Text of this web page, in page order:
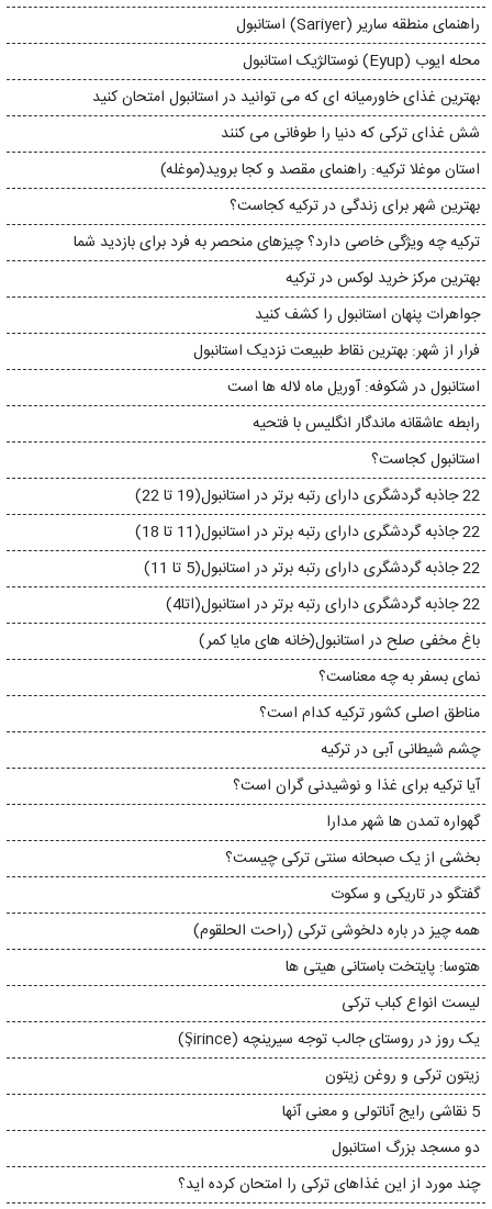
راهنمای منطقه ساریر (Sariyer) استانبول
محله ایوب (Eyup) نوستالژیک استانبول
بهترین غذای خاورمیانه ای که می توانید در استانبول امتحان کنید
شش غذای ترکی که دنیا را طوفانی می کنند
استان موغلا ترکیه: راهنمای مقصد و کجا بروید(موغله)
بهترین شهر برای زندگی در ترکیه کجاست؟
ترکیه چه ویژگی خاصی دارد؟ چیزهای منحصر به فرد برای بازدید شما
بهترین مرکز خرید لوکس در ترکیه
جواهرات پنهان استانبول را کشف کنید
فرار از شهر: بهترین نقاط طبیعت نزدیک استانبول
استانبول در شکوفه: آوریل ماه لاله ها است
رابطه عاشقانه ماندگار انگلیس با فتحیه
استانبول کجاست؟
22 جاذبه گردشگری دارای رتبه برتر در استانبول(19 تا 22)
22 جاذبه گردشگری دارای رتبه برتر در استانبول(11 تا 18)
22 جاذبه گردشگری دارای رتبه برتر در استانبول(5 تا 11)
22 جاذبه گردشگری دارای رتبه برتر در استانبول(اتا4)
باغ مخفی صلح در استانبول(خانه های مایا کمر)
نمای بسفر به چه معناست؟
مناطق اصلی کشور ترکیه کدام است؟
چشم شیطانی آبی در ترکیه
آیا ترکیه برای غذا و نوشیدنی گران است؟
گهواره تمدن ها شهر مدارا
بخشی از یک صبحانه سنتی ترکی چیست؟
گفتگو در تاریکی و سکوت
همه چیز در باره دلخوشی ترکی (راحت الحلقوم)
هتوسا: پایتخت باستانی هیتی ها
لیست انواع کباب ترکی
یک روز در روستای جالب توجه سیرینچه (Şirince)
زیتون ترکی و روغن زیتون
5 نقاشی رایج آناتولی و معنی آنها
دو مسجد بزرگ استانبول
چند مورد از این غذاهای ترکی را امتحان کرده اید؟